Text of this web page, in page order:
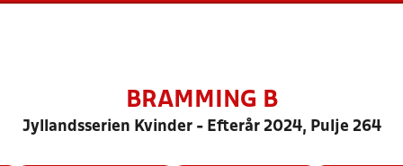
BRAMMING B
Jyllandsserien Kvinder - Efterår 2024, Pulje 264